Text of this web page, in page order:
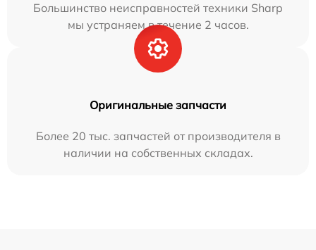
Большинство неисправностей техники Sharp
мы устраняем в течение 2 часов.
Оригинальные запчасти
Более 20 тыс. запчастей от производителя в
наличии на собственных складах.